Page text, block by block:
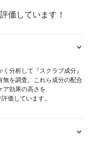
価しています！
分析して『スクラブ成分』
無を調査。これら成分の配合
ア効果の高さを
価しています。